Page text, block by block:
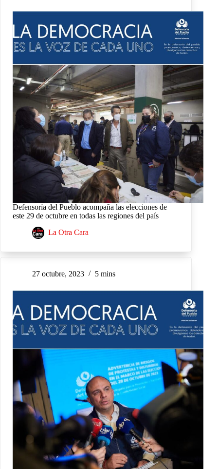
Defensoría del Pueblo acompaña las elecciones de
este 29 de octubre en todas las regiones del país
La Otra Cara
27 octubre, 2023 5 mins